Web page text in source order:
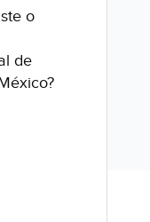
o
de